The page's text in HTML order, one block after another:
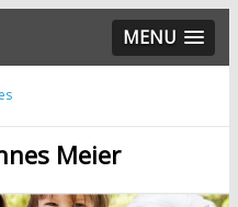
MENU
Meier